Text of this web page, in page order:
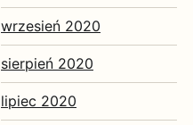
wrzesień 2020
sierpień 2020
lipiec 2020